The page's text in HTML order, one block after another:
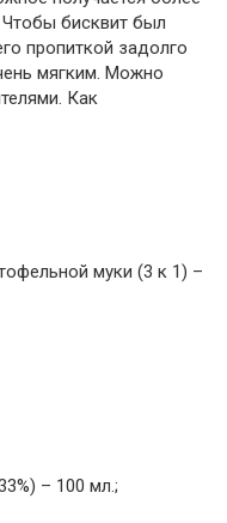
бисквит был
пропиткой задолго
мягким. Можно
Как
муки (3 к 1) –
– 100 мл.;